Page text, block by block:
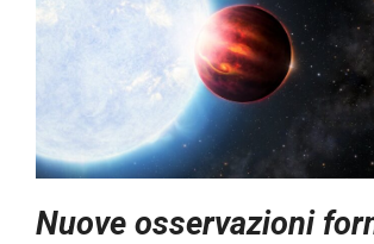
Nuove osservazioni